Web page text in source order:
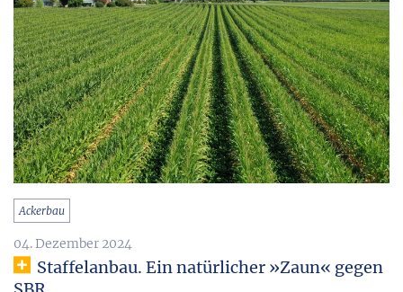
Ackerbau
04. Dezember 2024
Staffelanbau. Ein natürlicher »Zaun« gegen